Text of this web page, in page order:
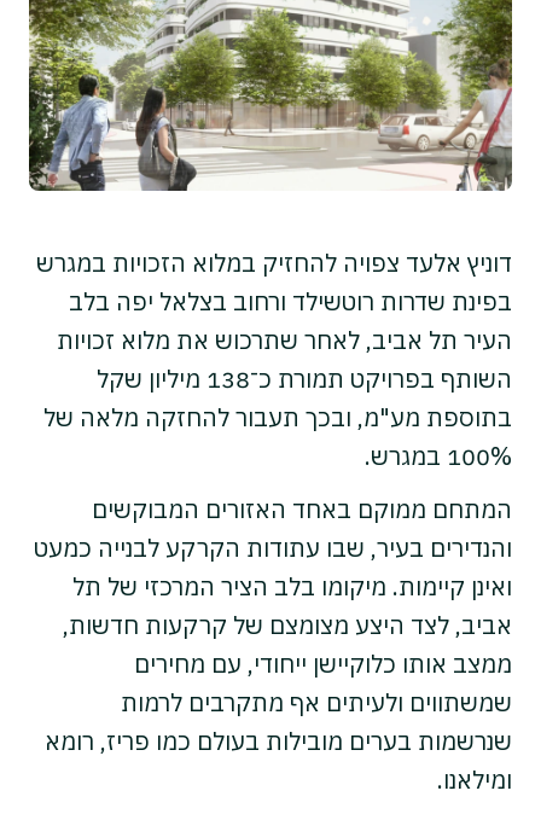
דוניץ אלעד צפויה להחזיק במלוא הזכויות במגרש
בפינת שדרות רוטשילד ורחוב בצלאל יפה בלב
העיר תל אביב, לאחר שתרכוש את מלוא זכויות
השותף בפרויקט תמורת כ־138 מיליון שקל
בתוספת מע"מ, ובכך תעבור להחזקה מלאה של
100% במגרש.
​​המתחם ממוקם באחד האזורים המבוקשים
והנדירים בעיר, שבו עתודות הקרקע לבנייה כמעט
ואינן קיימות. מיקומו בלב הציר המרכזי של תל
אביב, לצד היצע מצומצם של קרקעות חדשות,
ממצב אותו כלוקיישן ייחודי, עם מחירים
שמשתווים ולעיתים אף מתקרבים לרמות
שנרשמות בערים מובילות בעולם כמו פריז, רומא
ומילאנו.